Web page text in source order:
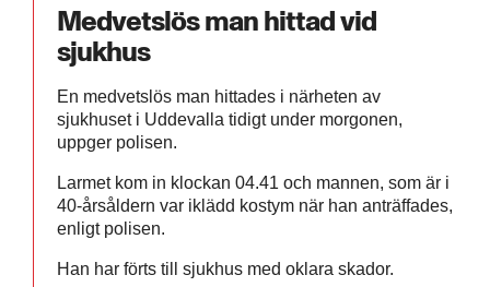
Medvetslös man hittad vid
sjukhus
En medvetslös man hittades i närheten av
sjukhuset i Uddevalla tidigt under morgonen,
uppger polisen.
Larmet kom in klockan 04.41 och mannen, som är i
40-årsåldern var iklädd kostym när han anträffades,
enligt polisen.
Han har förts till sjukhus med oklara skador.